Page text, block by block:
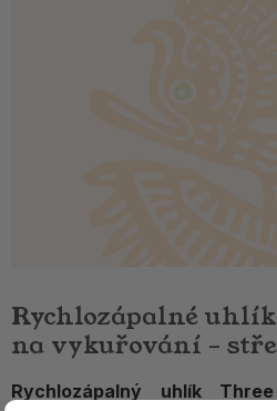
Rychlozápalné
na vykuřování –
Rychlozápalný uhlík